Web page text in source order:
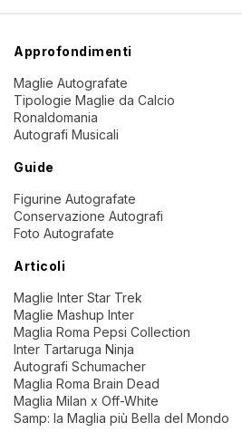
Approfondimenti
Maglie Autografate
Tipologie Maglie da Calcio
Ronaldomania
Autografi Musicali
Guide
Figurine Autografate
Conservazione Autografi
Foto Autografate
Articoli
Maglie Inter Star Trek
Maglie Mashup Inter
Maglia Roma Pepsi Collection
Inter Tartaruga Ninja
Autografi Schumacher
Maglia Roma Brain Dead
Maglia Milan x Off-White
Samp: la Maglia più Bella del Mondo